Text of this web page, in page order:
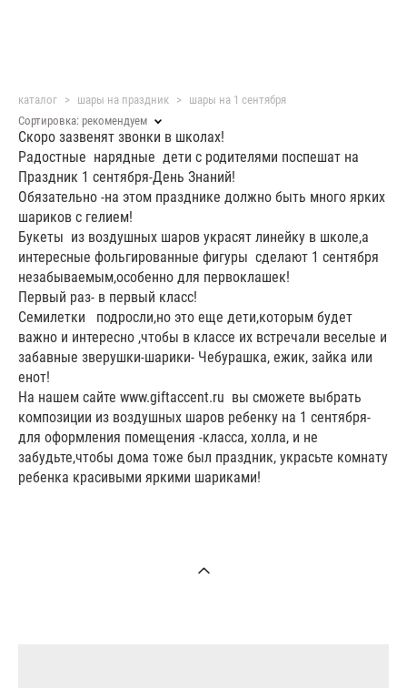
каталог > шары на праздник > шары на 1 сентября
Сортировка: рекомендуем
Скоро зазвенят звонки в школах!
Радостные нарядные дети с родителями поспешат на
Праздник 1 сентября-День Знаний!
Обязательно -на этом празднике должно быть много ярких
шариков с гелием!
Букеты из воздушных шаров украсят линейку в школе,а
интересные фольгированные фигуры сделают 1 сентября
незабываемым,особенно для первоклашек!
Первый раз- в первый класс!
Семилетки подросли,но это еще дети,которым будет
важно и интересно ,чтобы в классе их встречали веселые и
забавные зверушки-шарики- Чебурашка, ежик, зайка или
енот!
На нашем сайте www.giftaccent.ru вы сможете выбрать
композиции из воздушных шаров ребенку на 1 сентября-
для оформления помещения -класса, холла, и не
забудьте,чтобы дома тоже был праздник, украсьте комнату
ребенка красивыми яркими шариками!